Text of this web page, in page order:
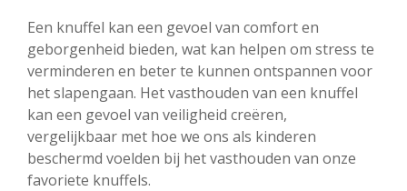
Een knuffel kan een gevoel van comfort en
geborgenheid bieden, wat kan helpen om stress te
verminderen en beter te kunnen ontspannen voor
het slapengaan. Het vasthouden van een knuffel
kan een gevoel van veiligheid creëren,
vergelijkbaar met hoe we ons als kinderen
beschermd voelden bij het vasthouden van onze
favoriete knuffels.